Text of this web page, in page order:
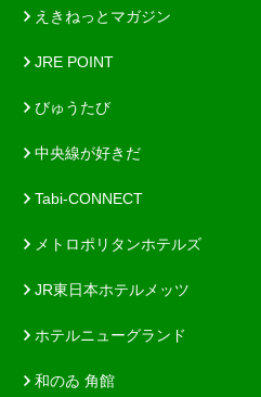
えきねっとマガジン
JRE POINT
びゅうたび
中央線が好きだ
Tabi-CONNECT
メトロポリタンホテルズ
JR東日本ホテルメッツ
ホテルニューグランド
和のゐ 角館